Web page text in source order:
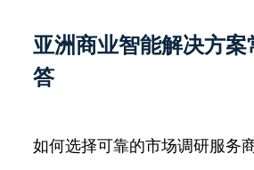
亚洲商业智能解决方
答
如何选择可靠的市场调研服务